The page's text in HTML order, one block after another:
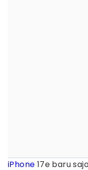
iPhone 17e baru